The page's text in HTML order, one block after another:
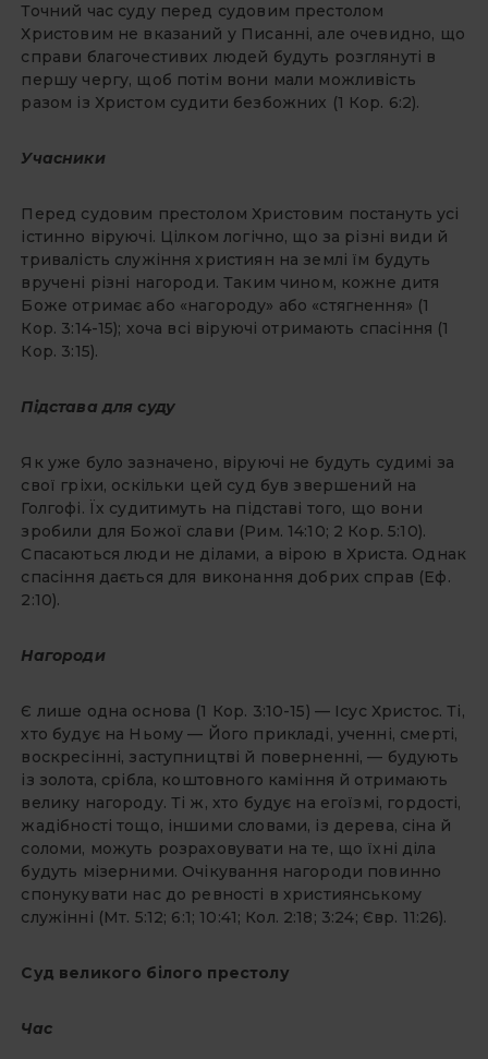
Точний час суду перед судовим престолом
Христовим не вказаний у Писанні, але очевидно, що
справи благочестивих людей будуть розглянуті в
першу чергу, щоб потім вони мали можливість
разом із Христом судити безбожних (1 Кор. 6:2).
Учасники
Перед судовим престолом Христовим постануть усі
істинно віруючі. Цілком логічно, що за різні види й
тривалість служіння християн на землі їм будуть
вручені різні нагороди. Таким чином, кожне дитя
Боже отримає або «нагороду» або «стягнення» (1
Кор. 3:14-15); хоча всі віруючі отримають спасіння (1
Кор. 3:15).
Підстава для суду
Як уже було зазначено, віруючі не будуть судимі за
свої гріхи, оскільки цей суд був звершений на
Голгофі. Їх судитимуть на підставі того, що вони
зробили для Божої слави (Рим. 14:10; 2 Кор. 5:10).
Спасаються люди не ділами, а вірою в Христа. Однак
спасіння дається для виконання добрих справ (Еф.
2:10).
Нагороди
Є лише одна основа (1 Кор. 3:10-15) — Ісус Христос. Ті,
хто будує на Ньому — Його прикладі, ученні, смерті,
воскресінні, заступництві й поверненні, — будують
із золота, срібла, коштовного каміння й отримають
велику нагороду. Ті ж, хто будує на егоїзмі, гордості,
жадібності тощо, іншими словами, із дерева, сіна й
соломи, можуть розраховувати на те, що їхні діла
будуть мізерними. Очікування нагороди повинно
спонукувати нас до ревності в християнському
служінні (Мт. 5:12; 6:1; 10:41; Кол. 2:18; 3:24; Євр. 11:26).
Суд великого білого престолу
Час